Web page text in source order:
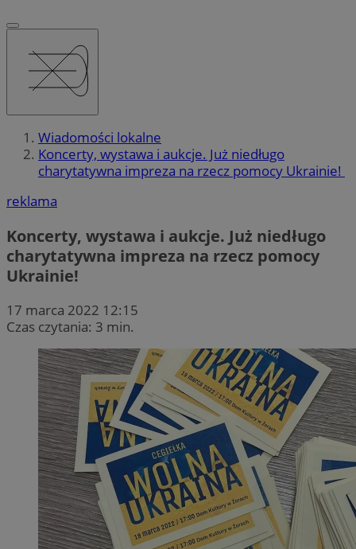
Wiadomości lokalne
Koncerty, wystawa i aukcje. Już niedługo
charytatywna impreza na rzecz pomocy Ukrainie!
reklama
Koncerty, wystawa i aukcje. Już niedługo
charytatywna impreza na rzecz pomocy
Ukrainie!
17 marca 2022 12:15
Czas czytania: 3 min.